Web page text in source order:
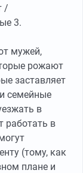
/
3.
мужей,
рожают
заставляет
семейные
в
работать в
(тому, как
плане и